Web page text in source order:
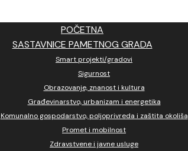
POČETNA
SASTAVNICE PAMETNOG GRADA
Smart projekti/gradovi
Sigurnost
Obrazovanje, znanost i kultura
Građevinarstvo, urbanizam i energetika
Komunalno gospodarstvo, poljoprivreda i zaštita okoliša
Promet i mobilnost
Zdravstvene i javne usluge